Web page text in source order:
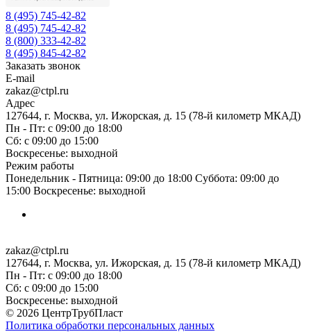
8 (495) 745-42-82
8 (495) 745-42-82
8 (800) 333-42-82
8 (495) 845-42-82
Заказать звонок
E-mail
zakaz@ctpl.ru
Адрес
127644, г. Москва, ул. Ижорская, д. 15 (78-й километр МКАД)
Пн - Пт: с 09:00 до 18:00
Сб: с 09:00 до 15:00
Воскресенье: выходной
Режим работы
Понедельник - Пятница: 09:00 до 18:00 Суббота: 09:00 до
15:00 Воскресенье: выходной
zakaz@ctpl.ru
127644, г. Москва, ул. Ижорская, д. 15 (78-й километр МКАД)
Пн - Пт: с 09:00 до 18:00
Сб: с 09:00 до 15:00
Воскресенье: выходной
© 2026 ЦентрТрубПласт
Политика обработки персональных данных